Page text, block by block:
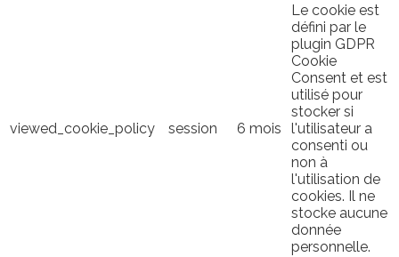
viewed_cookie_policy session 6 mois
Le cookie est
défini par le
plugin GDPR
Cookie
Consent et est
utilisé pour
stocker si
l'utilisateur a
consenti ou
non à
l'utilisation de
cookies. Il ne
stocke aucune
donnée
personnelle.